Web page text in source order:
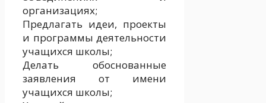
организациях;
Предлагать идеи, проекты
и программы деятельности
учащихся школы;
Делать обоснованные
заявления от имени
учащихся школы;